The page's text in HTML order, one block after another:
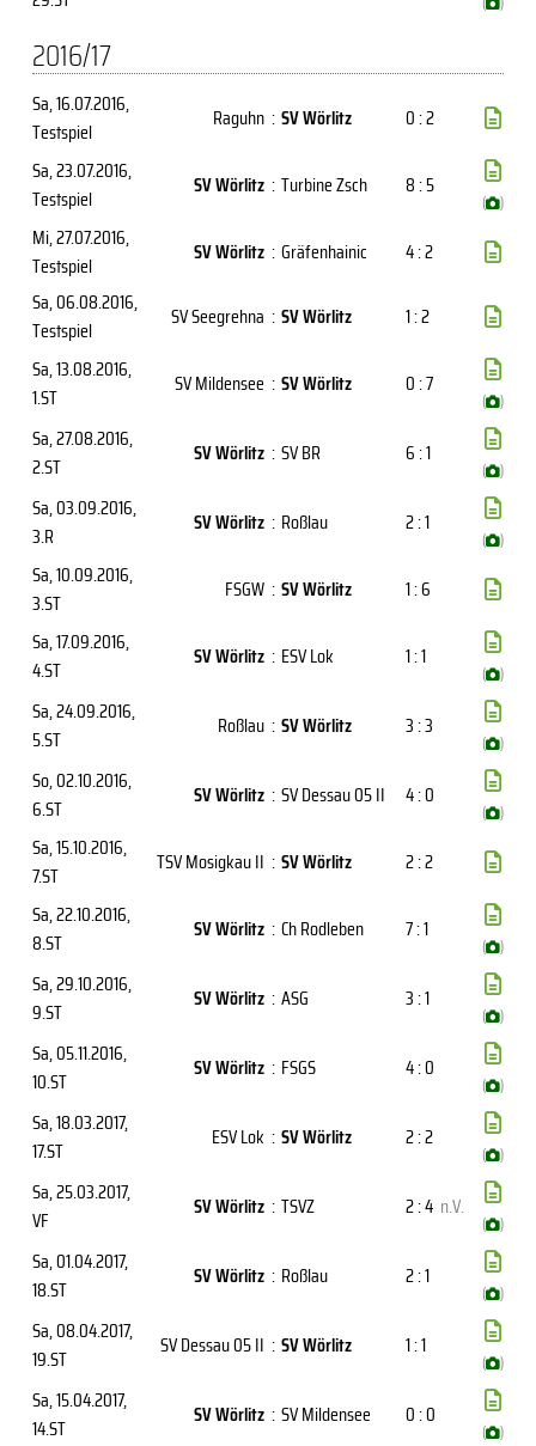
2016/17
Sa, 16.07.2016,
Testspiel
Raguhn : SV Wörlitz
0 : 2
Sa, 23.07.2016,
Testspiel
SV Wörlitz : Turbine Zsch 8 : 5
( )
Mi, 27.07.2016,
Testspiel
SV Wörlitz : Gräfenhainic
4 : 2
Sa, 06.08.2016,
Testspiel
SV Seegrehna : SV Wörlitz
1 : 2
Sa, 13.08.2016,
1.ST
SV Mildensee : SV Wörlitz 0 : 7
( )
Sa, 27.08.2016,
2.ST
SV Wörlitz : SV BR 6 : 1
( )
Sa, 03.09.2016,
3.R
SV Wörlitz : Roßlau 2 : 1
( )
Sa, 10.09.2016,
3.ST
FSGW : SV Wörlitz
1 : 6
Sa, 17.09.2016,
4.ST
SV Wörlitz : ESV Lok 1 : 1
( )
Sa, 24.09.2016,
5.ST
Roßlau : SV Wörlitz 3 : 3
( )
So, 02.10.2016,
6.ST
SV Wörlitz : SV Dessau 05 II 4 : 0
( )
Sa, 15.10.2016,
7.ST
TSV Mosigkau II : SV Wörlitz
2 : 2
Sa, 22.10.2016,
8.ST
SV Wörlitz : Ch Rodleben 7 : 1
( )
Sa, 29.10.2016,
9.ST
SV Wörlitz : ASG 3 : 1
( )
Sa, 05.11.2016,
10.ST
SV Wörlitz : FSGS 4 : 0
( )
Sa, 18.03.2017,
17.ST
ESV Lok : SV Wörlitz 2 : 2
( )
Sa, 25.03.2017,
VF
SV Wörlitz : TSVZ 2 : 4 n.V.
( )
Sa, 01.04.2017,
18.ST
SV Wörlitz : Roßlau 2 : 1
( )
Sa, 08.04.2017,
19.ST
SV Dessau 05 II : SV Wörlitz 1 : 1
( )
Sa, 15.04.2017,
14.ST
SV Wörlitz : SV Mildensee 0 : 0
( )